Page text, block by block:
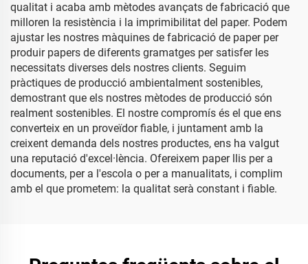
qualitat i acaba amb mètodes avançats de fabricació que
milloren la resistència i la imprimibilitat del paper. Podem
ajustar les nostres màquines de fabricació de paper per
produir papers de diferents gramatges per satisfer les
necessitats diverses dels nostres clients. Seguim
pràctiques de producció ambientalment sostenibles,
demostrant que els nostres mètodes de producció són
realment sostenibles. El nostre compromís és el que ens
converteix en un proveïdor fiable, i juntament amb la
creixent demanda dels nostres productes, ens ha valgut
una reputació d'excel·lència. Ofereixem paper llis per a
documents, per a l'escola o per a manualitats, i complim
amb el que prometem: la qualitat serà constant i fiable.